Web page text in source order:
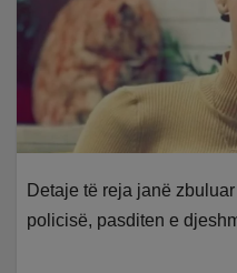
Detaje të reja janë
policisë, pasditen e